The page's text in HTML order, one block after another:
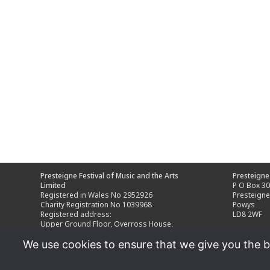
Presteigne Festival of Music and the Arts
Limited
Registered in Wales No 2952926
Charity Registration No 1039968
Registered address:
Upper Ground Floor, Overross House,
Herefordshire HR9 7US
P O Box 30
Presteigne
Powys
LD8 2WF
We use cookies to ensure that we give you the